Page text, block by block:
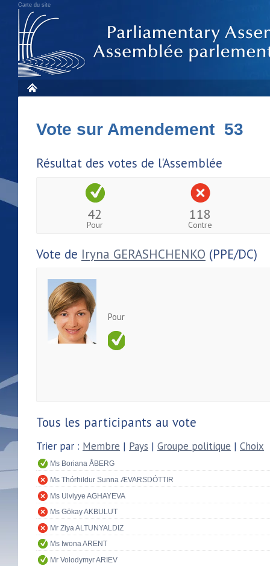
Carte du site
Vote sur Amendement 53
Résultat des votes de l'Assemblée
42
Pour
118
Contre
Vote de Iryna GERASHCHENKO (PPE/DC)
Pour
Tous les participants au vote
Trier par : Membre | Pays | Groupe politique | Choix
Ms Boriana ÅBERG
Ms Thórhildur Sunna ÆVARSDÓTTIR
Ms Ulviyye AGHAYEVA
Ms Gökay AKBULUT
Mr Ziya ALTUNYALDIZ
Ms Iwona ARENT
Mr Volodymyr ARIEV